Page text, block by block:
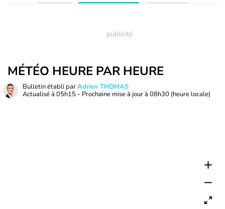
MÉTÉO HEURE PAR HEURE
Bulletin établi parAdrien THOMAS
Actualisé à 05h15 - Prochaine mise à jour à 08h30 (heure locale)